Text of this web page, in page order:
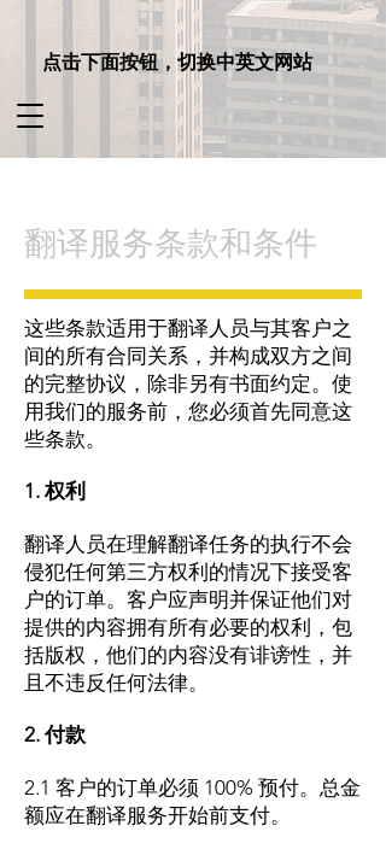
点击下面按钮，切换中英文网站
翻译服务条款和条件
这些条款适用于翻译人员与其客户之
间的所有合同关系，并构成双方之间
的完整协议，除非另有书面约定。使
用我们的服务前，您必须首先同意这
些条款。
1. 权利
翻译人员在理解翻译任务的执行不会
侵犯任何第三方权利的情况下接受客
户的订单。客户应声明并保证他们对
提供的内容拥有所有必要的权利，包
括版权，他们的内容没有诽谤性，并
且不违反任何法律。
2. 付款
2.1 客户的订单必须 100% 预付。总金
额应在翻译服务开始前支付。